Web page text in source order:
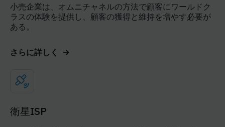
小売企業は、オムニチャネルの方法で顧客にワールドク
ラスの体験を提供し、顧客の獲得と維持を増やす必要が
ある。
さらに詳しく
衛星ISP